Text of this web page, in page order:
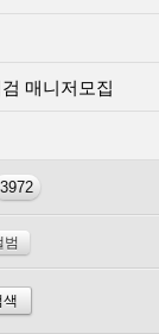
매니저모집
3972
범
색